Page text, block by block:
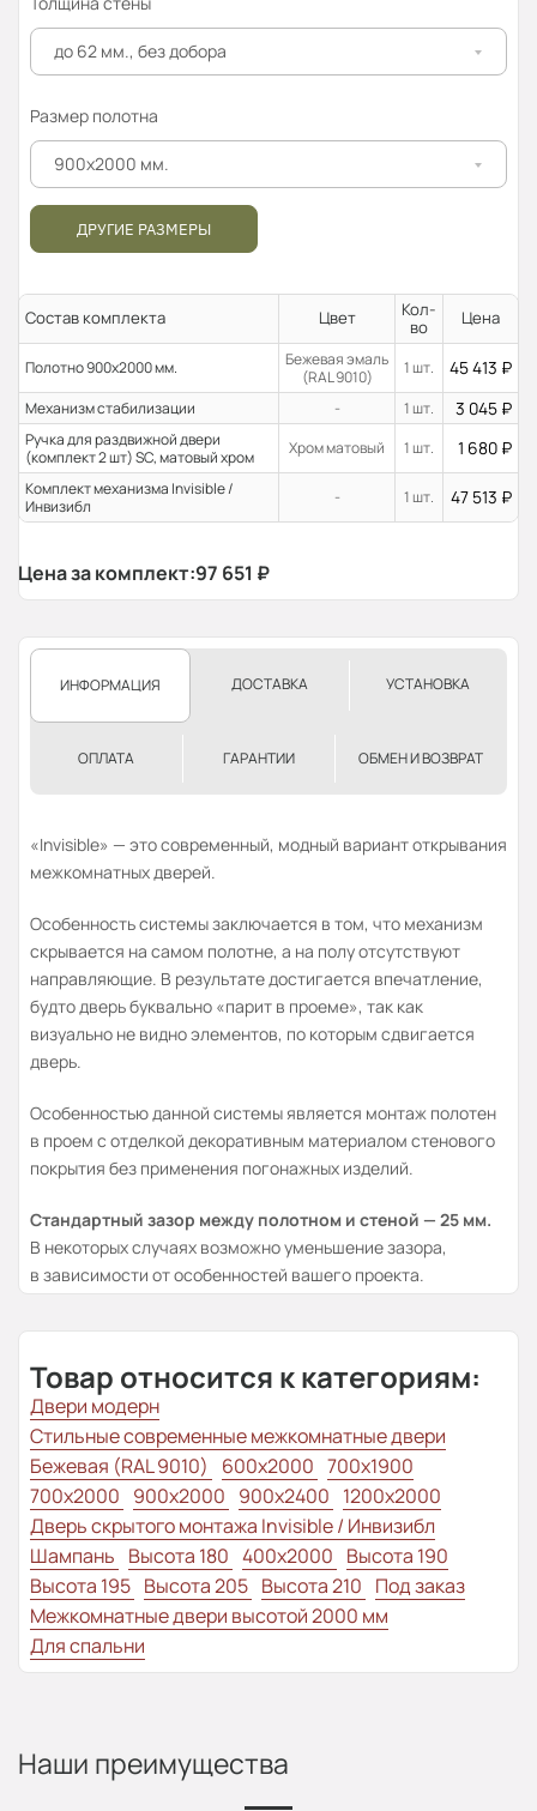
до 62 мм., без добора
Размер полотна
900x2000 мм.
ДРУГИЕ РАЗМЕРЫ
Состав комплекта Цвет
Кол-
во
Цена
Полотно 900x2000 мм.
Бежевая эмаль
(RAL 9010)
1 шт. 45 413 ₽
Механизм стабилизации - 1 шт. 3 045 ₽
Ручка для раздвижной двери
(комплект 2 шт) SC, матовый хром
Хром матовый 1 шт. 1 680 ₽
Комплект механизма Invisible /
Инвизибл
- 1 шт. 47 513 ₽
Цена за комплект:97 651 ₽
ИНФОРМАЦИЯ ДОСТАВКА УСТАНОВКА
ОПЛАТА ГАРАНТИИ ОБМЕН И ВОЗВРАТ
«Invisible» — это современный, модный вариант открывания
межкомнатных дверей.
Особенность системы заключается в том, что механизм
скрывается на самом полотне, а на полу отсутствуют
направляющие. В результате достигается впечатление,
будто дверь буквально «парит в проеме», так как
визуально не видно элементов, по которым сдвигается
дверь.
Особенностью данной системы является монтаж полотен
в проем с отделкой декоративным материалом стенового
покрытия без применения погонажных изделий.
Стандартный зазор между полотном и стеной — 25 мм.
В некоторых случаях возможно уменьшение зазора,
в зависимости от особенностей вашего проекта.
Товар относится к категориям:
Двери модерн
Стильные современные межкомнатные двери
Бежевая (RAL 9010)
600x2000 700x1900
700x2000 900x2000 900x2400 1200x2000
Дверь скрытого монтажа Invisible / Инвизибл
Шампань Высота 180 400x2000 Высота 190
Высота 195 Высота 205 Высота 210 Под заказ
Межкомнатные двери высотой 2000 мм
Для спальни
Наши преимущества